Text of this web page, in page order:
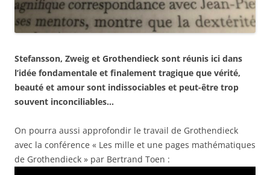
Stefansson, Zweig et Grothendieck sont réunis ici dans
l’idée fondamentale et finalement tragique que vérité,
beauté et amour sont indissociables et peut-être trop
souvent inconciliables…
On pourra aussi approfondir le travail de Grothendieck
avec la conférence « Les mille et une pages mathématiques
de Grothendieck » par Bertrand Toen :